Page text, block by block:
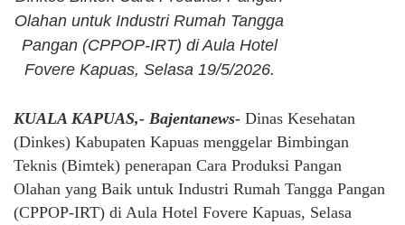
Olahan untuk Industri Rumah Tangga
Pangan (CPPOP-IRT) di Aula Hotel
Fovere Kapuas, Selasa 19/5/2026.
KUALA KAPUAS,- Bajentanews- Dinas Kesehatan
(Dinkes) Kabupaten Kapuas menggelar Bimbingan
Teknis (Bimtek) penerapan Cara Produksi Pangan
Olahan yang Baik untuk Industri Rumah Tangga Pangan
(CPPOP-IRT) di Aula Hotel Fovere Kapuas, Selasa